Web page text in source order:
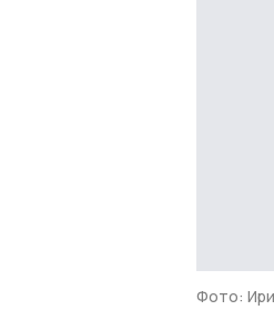
Фото: